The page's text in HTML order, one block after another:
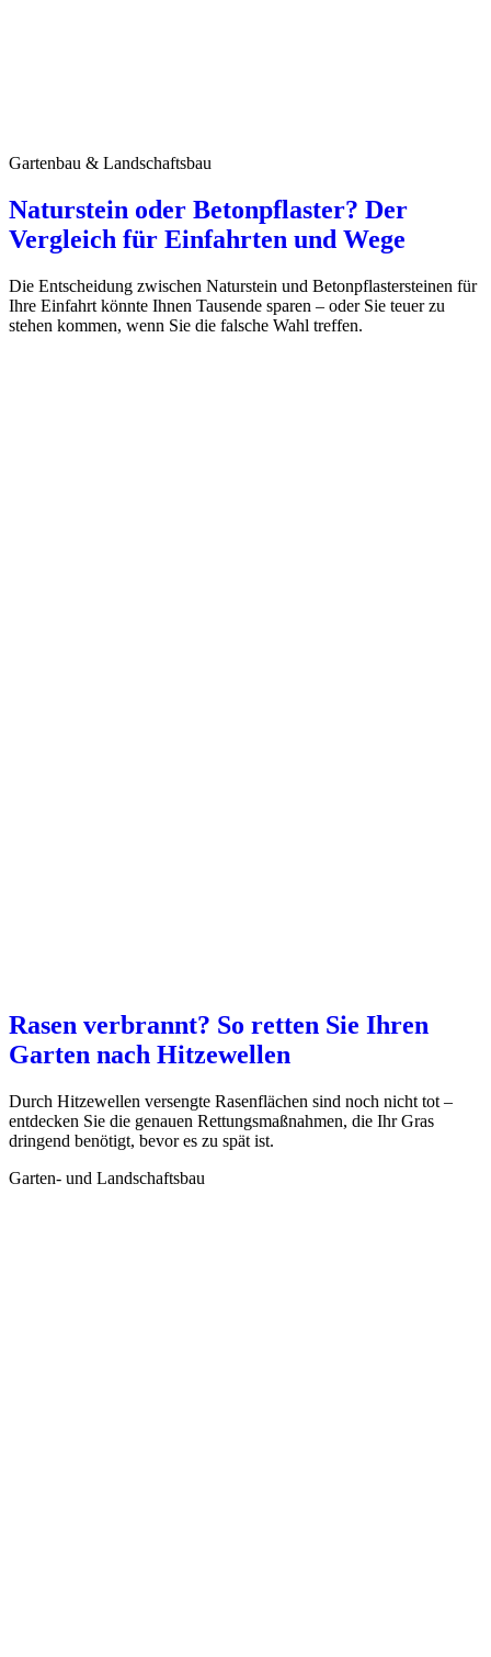
Gartenbau & Landschaftsbau
Naturstein oder Betonpflaster? Der
Vergleich für Einfahrten und Wege
Die Entscheidung zwischen Naturstein und Betonpflastersteinen für
Ihre Einfahrt könnte Ihnen Tausende sparen – oder Sie teuer zu
stehen kommen, wenn Sie die falsche Wahl treffen.
Rasen verbrannt? So retten Sie Ihren
Garten nach Hitzewellen
Durch Hitzewellen versengte Rasenflächen sind noch nicht tot –
entdecken Sie die genauen Rettungsmaßnahmen, die Ihr Gras
dringend benötigt, bevor es zu spät ist.
Garten- und Landschaftsbau